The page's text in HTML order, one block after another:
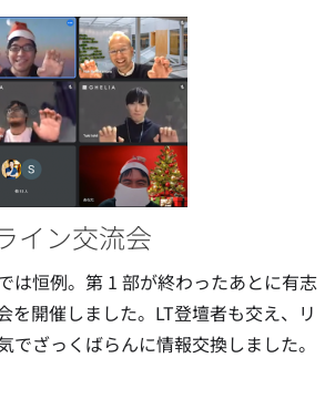
イン交流会
は恒例。第 1 部が終わったあとに有志
を開催しました。LT登壇者も交え、リ
でざっくばらんに情報交換しました。